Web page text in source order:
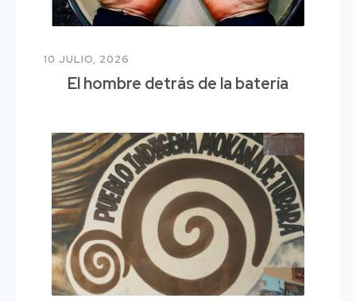
10 JULIO, 2026
El hombre detrás de la batería